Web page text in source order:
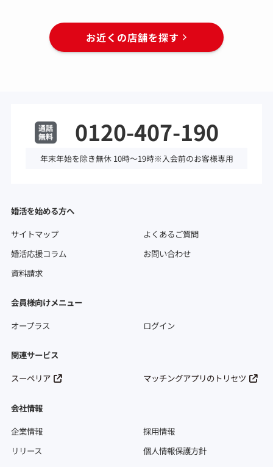
お近くの店舗を探す
0120-407-190
年末年始を除き無休 10時～19時※入会前のお客様専用
婚活を始める方へ
サイトマップ
よくあるご質問
婚活応援コラム
お問い合わせ
資料請求
会員様向けメニュー
オープラス
ログイン
関連サービス
スーペリア
マッチングアプリのトリセツ
会社情報
企業情報
採用情報
リリース
個人情報保護方針